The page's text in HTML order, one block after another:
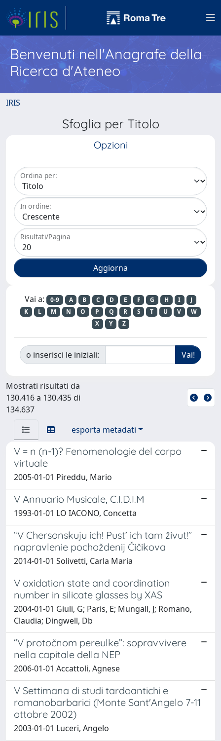
Benvenuti nell'Anagrafe della
Ricerca d'Ateneo
IRIS
Sfoglia per Titolo
Opzioni
Ordina per:
In ordine:
Risultati/Pagina
Vai a: 0-9 A B C D E F G H I
J
K
L M N O P Q R S T U V
W
X
Y Z
o inserisci le iniziali:
Mostrati risultati da
130.416 a 130.435 di
134.637
esporta metadati
V = n (n-1)? Fenomenologie del corpo
virtuale
2005-01-01 Pireddu, Mario
V Annuario Musicale, C.I.D.I.M
1993-01-01 LO IACONO, Concetta
“V Chersonskuju ich! Pust’ ich tam živut!”
napravlenie pochoždenij Čičikova
2014-01-01 Solivetti, Carla Maria
V oxidation state and coordination
number in silicate glasses by XAS
2004-01-01 Giuli, G; Paris, E; Mungall, J; Romano,
Claudia; Dingwell, Db
“V protočnom pereulke”: sopravvivere
nella capitale della NEP
2006-01-01 Accattoli, Agnese
V Settimana di studi tardoantichi e
romanobarbarici (Monte Sant'Angelo 7-11
ottobre 2002)
2003-01-01 Luceri, Angelo